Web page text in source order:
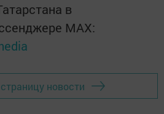
в
MАХ:
новости